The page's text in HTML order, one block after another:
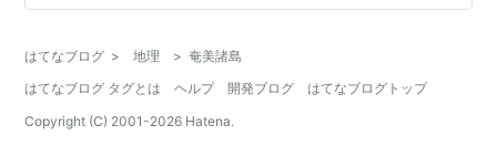
回、私が一番乗りだったので、同僚をピックアップする
ーチャっていう観光名所があって往復30分もかからない
ってこ…
はてなブログ > 地理 > 奄美諸島
はてなブログ タグとは
ヘルプ 開発ブログ
はてなブログトップ
Copyright (C) 2001-2026 Hatena.